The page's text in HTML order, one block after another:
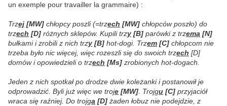
un exemple pour travailler la grammaire) :
Trzej [MW] chłopcy poszli (=trzech [MW] chłopców poszło) do
trzech [D] różnych sklepów. Kupili trzy [B] parówki z trzema [N]
bułkami i zrobili z nich trzy [B] hot-dogi. Trzem [C] chłopcom nie
trzeba było nic więcej, więc rozeszli się do swoich trzech [D]
domów i opowiedzieli o trzech [Ms] zrobionych hot-dogach.
Jeden z nich spotkał po drodze dwie koleżanki i postanowił je
odprowadzić. Byli już więc we troje [MW] . Trojgu [C] przyjaciół
wraca się raźniej. Do trojga [D] żaden łobuz nie podejdzie, z